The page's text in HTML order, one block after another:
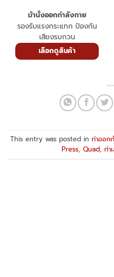
ม้านั่งออกกำลังกาย
รองรับแรงกระแทก ป้องกัน
เสียงรบกวน
เลือกดูสินค้า
This entry was posted in ท่าออก
Press, Quad, ท่า